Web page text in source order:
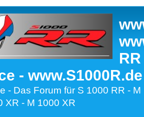
-
- Das Forum für S 1000 RR -
XR - M 1000 XR